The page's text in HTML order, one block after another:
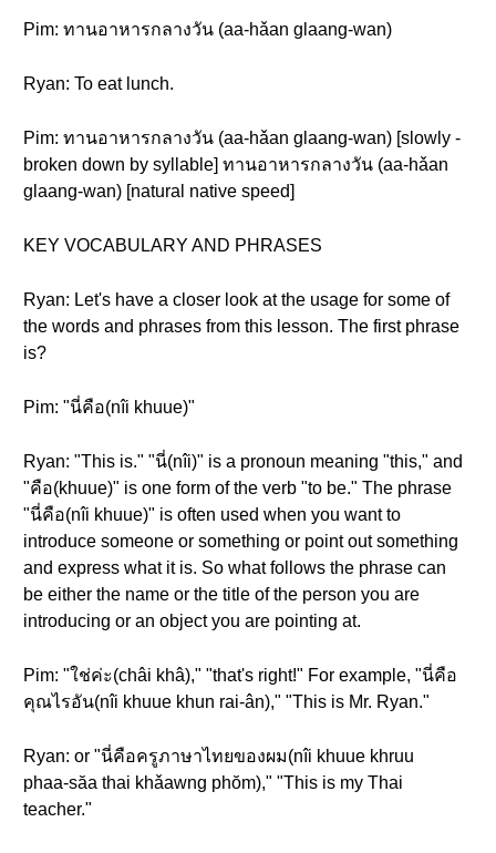
Pim: ทานอาหารกลางวัน (aa-hǎan glaang-wan)
Ryan: To eat lunch.
Pim: ทานอาหารกลางวัน (aa-hǎan glaang-wan) [slowly -
broken down by syllable] ทานอาหารกลางวัน (aa-hǎan
glaang-wan) [natural native speed]
KEY VOCABULARY AND PHRASES
Ryan: Let's have a closer look at the usage for some of
the words and phrases from this lesson. The first phrase
is?
Pim: "นี่คือ(nîi khuue)"
Ryan: "This is." "นี่(nîi)" is a pronoun meaning "this," and
"คือ(khuue)" is one form of the verb "to be." The phrase
"นี่คือ(nîi khuue)" is often used when you want to
introduce someone or something or point out something
and express what it is. So what follows the phrase can
be either the name or the title of the person you are
introducing or an object you are pointing at.
Pim: "ใช่ค่ะ(châi khâ)," "that's right!" For example, "นี่คือ
คุณไรอัน(nîi khuue khun rai-ân)," "This is Mr. Ryan."
Ryan: or "นี่คือครูภาษาไทยของผม(nîi khuue khruu
phaa-săa thai khǎawng phŏm)," "This is my Thai
teacher."